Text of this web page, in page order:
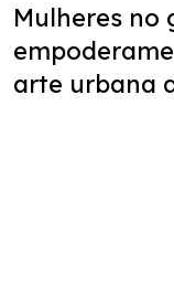
Mulheres
arte urbana